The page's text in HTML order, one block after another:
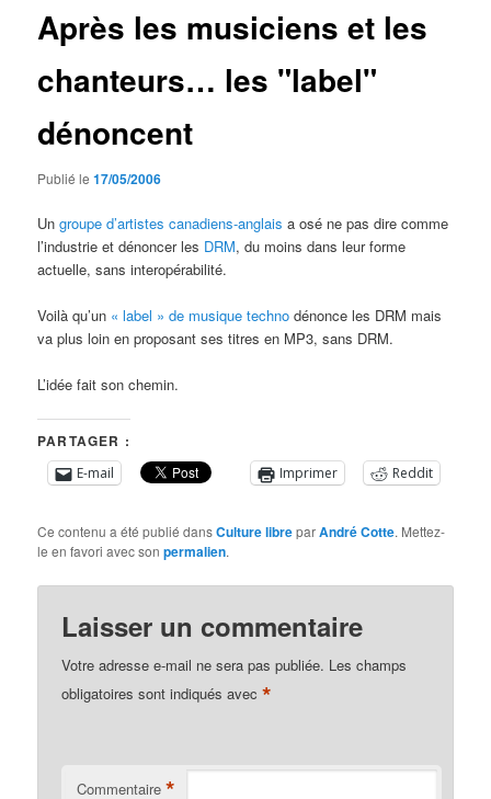
Après les musiciens et les
chanteurs… les "label"
dénoncent
Publié le17/05/2006
Ungroupe d’artistes canadiens-anglais a osé ne pas dire comme
l’industrie et dénoncer les DRM, du moins dans leur forme
actuelle, sans interopérabilité.
Voilà qu’un « label » de musique techno dénonce les DRM mais
va plus loin en proposant ses titres en MP3, sans DRM.
L’idée fait son chemin.
PARTAGER :
E-mail Imprimer Reddit
Ce contenu a été publié dansCulture libreparAndré Cotte. Mettez-
le en favori avec sonpermalien.
Laisser un commentaire
Votre adresse e-mail ne sera pas publiée. Les champs
obligatoires sont indiqués avec*
Commentaire *